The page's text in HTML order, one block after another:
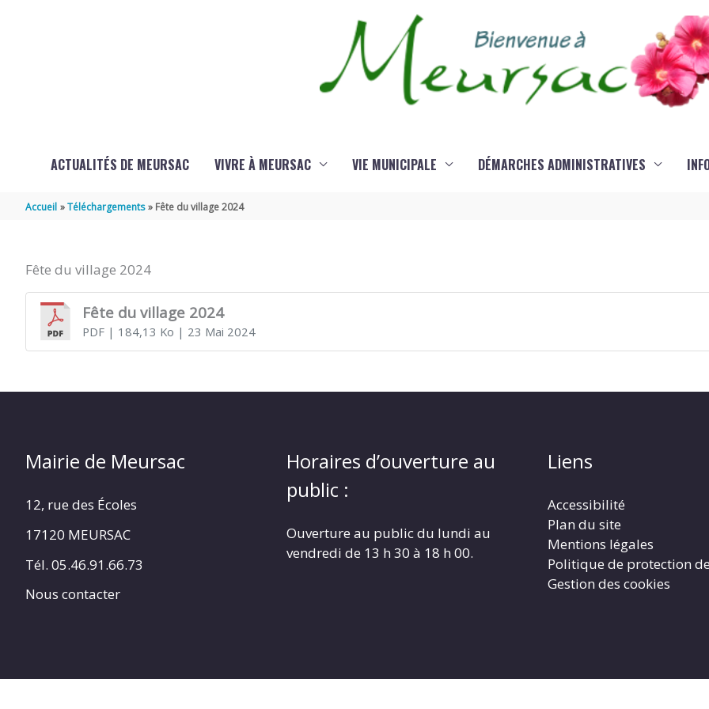
ACTUALITÉS DE MEURSAC VIVRE À MEURSAC VIE MUNICIPALE DÉMARCHES ADMINISTRATIVES
Accueil Téléchargements Fête du village 2024
Fête du village 2024
Fête du village 2024
PDF| 184,13 Ko | 23 Mai 2024
Mairie de Meursac
12, rue des Écoles
17120 MEURSAC
Tél. 05.46.91.66.73
Nous contacter
Horaires d’ouverture au
public :
Ouverture au public du lundi au
vendredi de 13 h 30 à 18 h 00.
Liens
Accessibilité
Plan du site
Mentions légales
Politique de protection
Gestion des cookies